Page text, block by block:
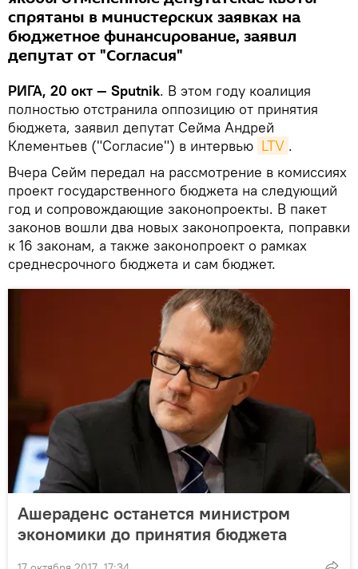
спрятаны в министерских заявках на
бюджетное финансирование, заявил
депутат от "Согласия"
РИГА, 20 окт — Sputnik. В этом году коалиция
полностью отстранила оппозицию от принятия
бюджета, заявил депутат Сейма Андрей
Клементьев ("Согласие") в интервью LTV .
Вчера Сейм передал на рассмотрение в комиссиях
проект государственного бюджета на следующий
год и сопровождающие законопроекты. В пакет
законов вошли два новых законопроекта, поправки
к 16 законам, а также законопроект о рамках
среднесрочного бюджета и сам бюджет.
Ашераденс останется министром
экономики до принятия бюджета